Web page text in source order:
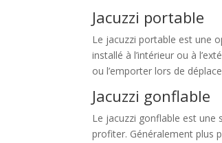
Jacuzzi portable
Le jacuzzi portable est une
installé à l’intérieur ou à
ou l’emporter lors de
Jacuzzi gonflable
Le jacuzzi gonflable est une
profiter. Généralement plus